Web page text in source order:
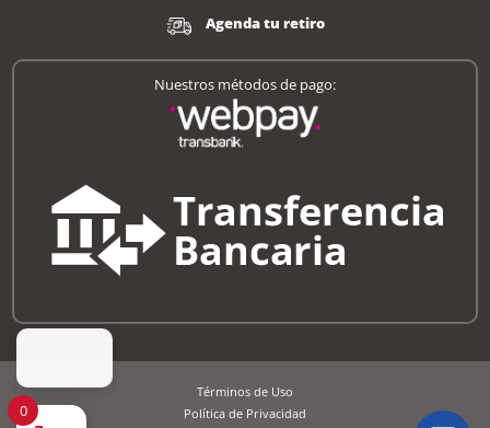
Agenda tu retiro
Nuestros métodos de pago:
Términos de Uso
Política de Privacidad
0